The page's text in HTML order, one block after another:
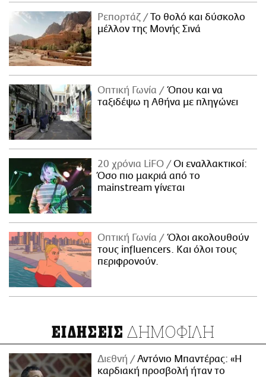
Ρεπορτάζ
Το θολό και δύσκολο
μέλλον της Μονής Σινά
Οπτική Γωνία
Όπου και να
ταξιδέψω η Αθήνα με πληγώνει
20 χρόνια LiFO
Οι εναλλακτικοί:
Όσο πιο μακριά από το
mainstream γίνεται
Οπτική Γωνία
Όλοι ακολουθούν
τους influencers. Και όλοι τους
περιφρονούν.
ΕΙΔΗΣΕΙΣ ΔΗΜΟΦΙΛΗ
Διεθνή
Αντόνιο Μπαντέρας: «Η
καρδιακή προσβολή ήταν το